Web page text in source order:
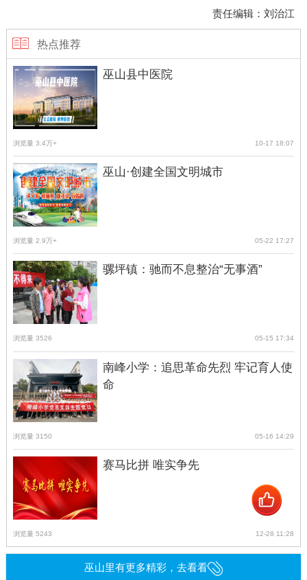
责任编辑：刘治江
热点推荐
巫山县中医院
浏览量 3.4万+ 10-17 18:07
巫山·创建全国文明城市
浏览量 2.9万+ 05-22 17:27
骡坪镇：驰而不息整治“无事酒”
浏览量 3526 05-15 17:34
南峰小学：追思革命先烈 牢记育人使
命
浏览量 3150 05-16 14:29
赛马比拼 唯实争先
浏览量 5243 12-28 11:28
巫山里有更多精彩，去看看